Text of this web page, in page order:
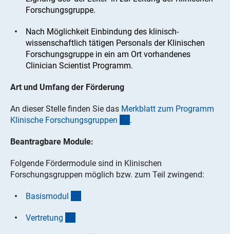
Forschungsgruppe.
Nach Möglichkeit Einbindung des klinisch-
wissenschaftlich tätigen Personals der Klinischen
Forschungsgruppe in ein am Ort vorhandenes
Clinician Scientist Programm.
Art und Umfang der Förderung
An dieser Stelle finden Sie das Merkblatt zum Programm
Klinische Forschungsgruppen (interner Link)
.
Beantragbare Module:
Folgende Fördermodule sind in Klinischen
Forschungsgruppen möglich bzw. zum Teil zwingend:
Basismodu
Vertretung